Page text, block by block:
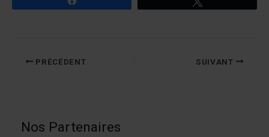
PRÉCÉDENT SUIVANT
Nos Partenaires